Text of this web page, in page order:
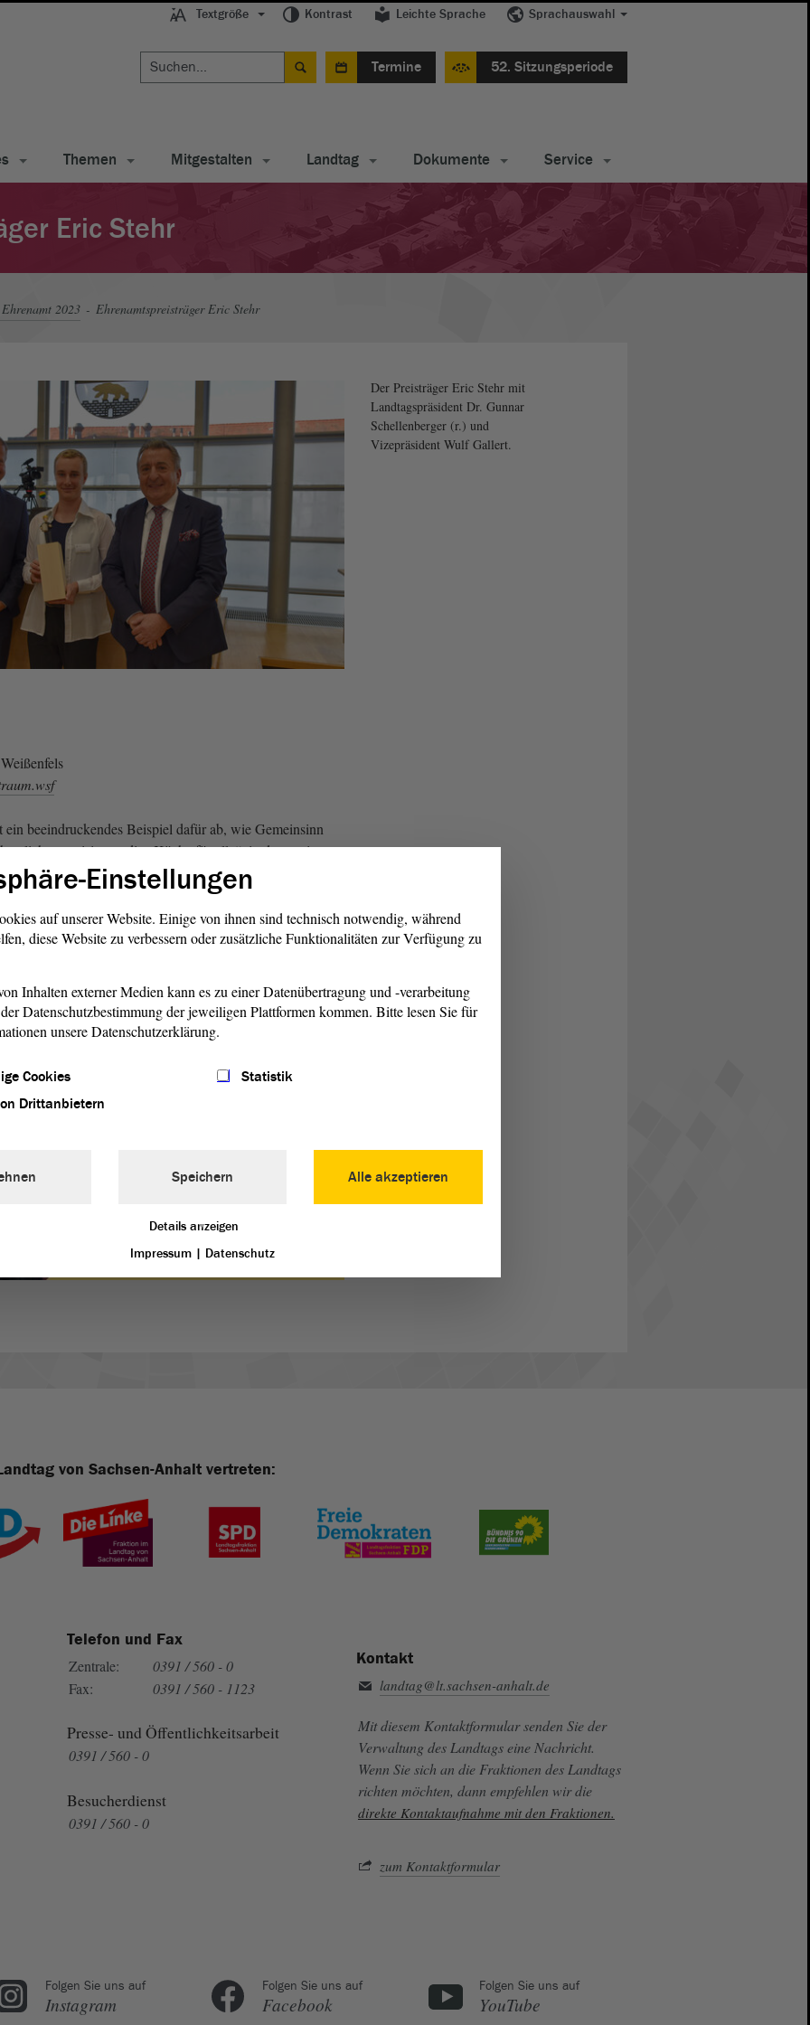
Textgröße Kontrast Leichte Sprache Sprachauswahl
Termine 52. Sitzungsperiode
Themen Mitgestalten Landtag Dokumente Service
Eric Stehr
2023 Ehrenamtspreisträger Eric Stehr
Der Preisträger Eric Stehr mit
Landtagspräsident Dr. Gunnar
Schellenberger (r.) und
Vizepräsident Wulf Gallert.
ein beeindruckendes Beispiel dafür ab, wie Gemeinsinn
organisiert er die „Küche für alle“, in der es eine
Unter seiner Initiative findet in Kooperation mit dem
Kirche Weißenfels ein regelmäßiges
gehört er zum Organisationsteam des 1. Christopher-
Aufmerksamkeit erregte er mit der von ihm
und diversen Pflanzaktionen.
von Sachsen-Anhalt vertreten:
Telefon und Fax
Zentrale:
0391 / 560 - 0
Fax:
0391 / 560 - 1123
Presse- und Öffentlichkeitsarbeit
0391 / 560 - 0
Besucherdienst
0391 / 560 - 0
Kontakt
landtag@lt.sachsen-anhalt.de
Mit diesem Kontaktformular senden Sie der
Verwaltung des Landtags eine Nachricht.
Wenn Sie sich an die Fraktionen des Landtags
richten möchten, dann empfehlen wir die
direkte Kontaktaufnahme mit den Fraktionen.
zum Kontaktformular
Folgen Sie uns auf
Instagram
Folgen Sie uns auf
Facebook
Folgen Sie uns auf
YouTube
Einstellungen
auf unserer Website. Einige von ihnen sind technisch notwendig, während
diese Website zu verbessern oder zusätzliche Funktionalitäten zur Verfügung zu
Inhalten externer Medien kann es zu einer Datenübertragung und -verarbeitung
Datenschutzbestimmung der jeweiligen Plattformen kommen. Bitte lesen Sie für
unsere Datenschutzerklärung.
Cookies
Statistik
Drittanbietern
Alle akzeptieren
Speichern
Details anzeigen
Impressum | Datenschutz